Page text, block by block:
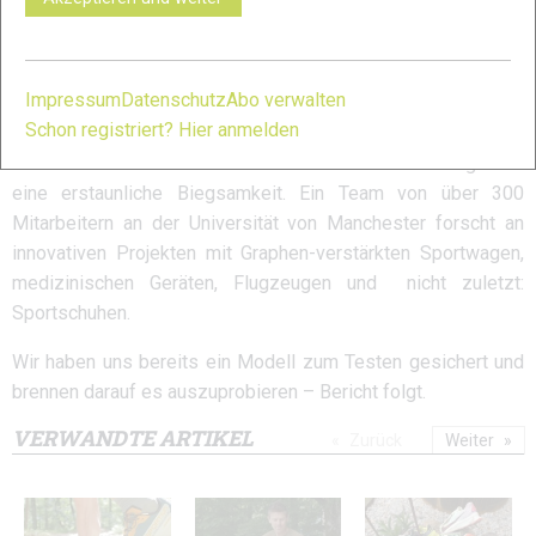
Price, COO von inov-8, sagt dazu: „Wir vereinen die Welten
großen Sportmarken anzutreten – und wir werden
gewinnen.“ Graphen ist nicht nur 200-mal stärker als Stahl,
sondern auch das dünnste Material der Welt und verfügt über
eine erstaunliche Biegsamkeit. Ein Team von über 300
Mitarbeitern an der Universität von Manchester forscht an
innovativen Projekten mit Graphen-verstärkten Sportwagen,
medizinischen Geräten, Flugzeugen und nicht zuletzt:
Sportschuhen.
Wir haben uns bereits ein Modell zum Testen gesichert und
brennen darauf es auszuprobieren – Bericht folgt.
VERWANDTE ARTIKEL Weiter
ImpressumDatenschutzAbo verwalten
Schon registriert? Hier anmelden